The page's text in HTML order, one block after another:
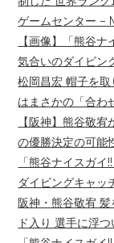
ゲームセンター –
【画像】「熊谷
気合いのダイビン
松岡昌宏 帽子を
はまさかの「合わ
【阪神】熊谷敬宥
の優勝決定の可能
「熊谷ナイスガイ
ダイビングキャッ
阪神・熊谷敬宥
ド入り 選手に浮